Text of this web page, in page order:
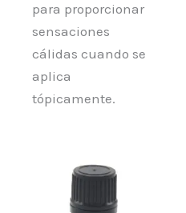
para proporcionar
sensaciones
cálidas cuando se
aplica
tópicamente.